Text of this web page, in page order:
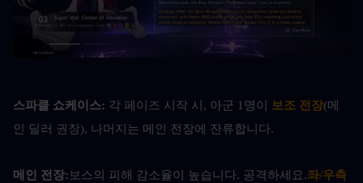
스파클 쇼케이스: 각 페이즈 시작 시, 아군 1명이 보조 전장(메
인 딜러 권장), 나머지는 메인 전장에 잔류합니다.
메인 전장: 보스의 피해 감소율이 높습니다. 공격하세요.좌/우측